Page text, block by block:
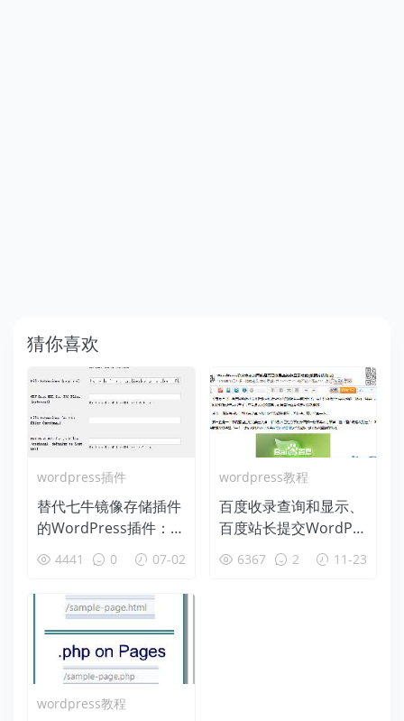
猜你喜欢
wordpress插件
替代七牛镜像存储插件
的WordPress插件：W
P CDN Rewrite
4441 0 07-02
wordpress教程
百度收录查询和显示、
百度站长提交WordPre
ss插件(自定义栏目优
化版)
6367 2 11-23
wordpress教程